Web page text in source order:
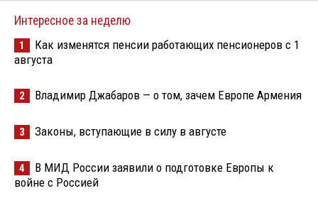
Интересное за неделю
1
Как изменятся пенсии работающих пенсионеров с 1
августа
2 Владимир Джабаров — о том, зачем Европе Армения
3 Законы, вступающие в силу в августе
4
В МИД России заявили о подготовке Европы к
войне с Россией